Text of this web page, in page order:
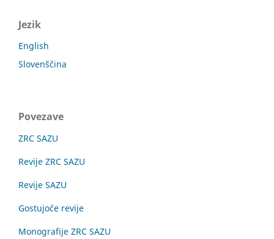
Jezik
English
Slovenščina
Povezave
ZRC SAZU
Revije ZRC SAZU
Revije SAZU
Gostujoče revije
Monografije ZRC SAZU